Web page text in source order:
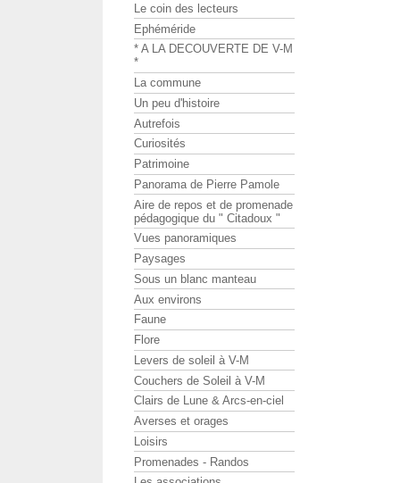
Le coin des lecteurs
Ephéméride
* A LA DECOUVERTE DE V-M
*
La commune
Un peu d'histoire
Autrefois
Curiosités
Patrimoine
Panorama de Pierre Pamole
Aire de repos et de promenade
pédagogique du " Citadoux "
Vues panoramiques
Paysages
Sous un blanc manteau
Aux environs
Faune
Flore
Levers de soleil à V-M
Couchers de Soleil à V-M
Clairs de Lune & Arcs-en-ciel
Averses et orages
Loisirs
Promenades - Randos